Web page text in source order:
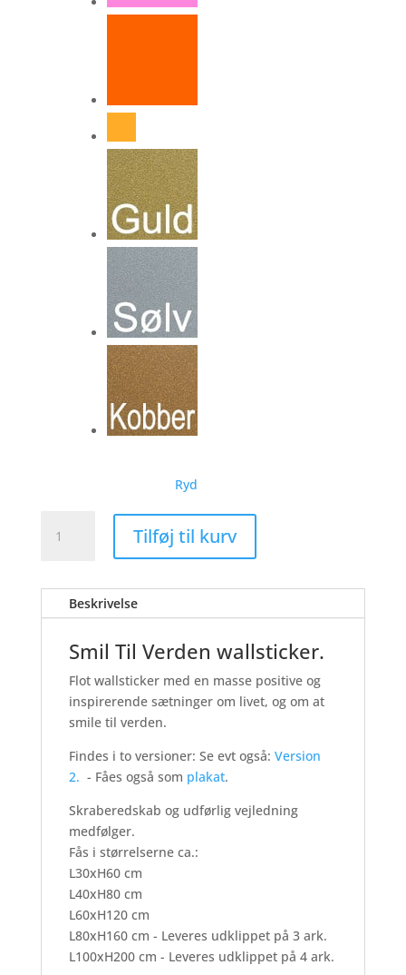
Ryd
Wallsticker
Tilføj til kurv
Beskrivelse
Smil Til Verden wallsticker.
Flot wallsticker med en masse positive og
inspirerende sætninger om livet, og om at
smile til verden.
Findes i to versioner: Se evt også: Version
2. - Fåes også som plakat.
Skraberedskab og udførlig vejledning
medfølger.
Fås i størrelserne ca.:
L30xH60 cm
L40xH80 cm
L60xH120 cm
L80xH160 cm - Leveres udklippet på 3 ark.
L100xH200 cm - Leveres udklippet på 4 ark.